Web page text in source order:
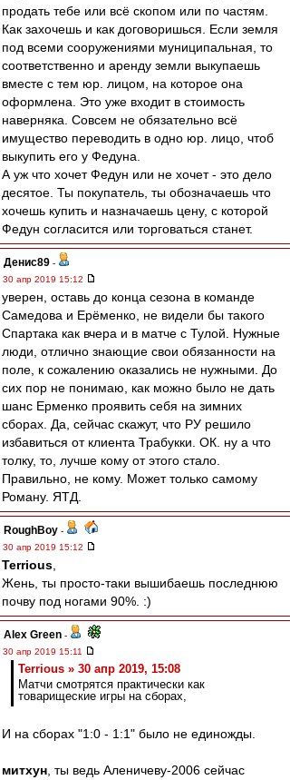
продать тебе или всё скопом или по частям.
Как захочешь и как договоришься. Если земля
под всеми сооружениями муниципальная, то
соответственно и аренду земли выкупаешь
вместе с тем юр. лицом, на которое она
оформлена. Это уже входит в стоимость
наверняка. Совсем не обязательно всё
имущество переводить в одно юр. лицо, чтоб
выкупить его у Федуна.
А уж что хочет Федун или не хочет - это дело
десятое. Ты покупатель, ты обозначаешь что
хочешь купить и назначаешь цену, с которой
Федун согласится или торговаться станет.
Денис89 -
30 апр 2019 15:12
уверен, оставь до конца сезона в команде
Самедова и Ерёменко, не видели бы такого
Спартака как вчера и в матче с Тулой. Нужные
люди, отлично знающие свои обязанности на
поле, к сожалению оказались не нужными. До
сих пор не понимаю, как можно было не дать
шанс Ерменко проявить себя на зимних
сборах. Да, сейчас скажут, что РУ решило
избавиться от клиента Трабукки. ОК. ну а что
толку, то, лучше кому от этого стало.
Правильно, не кому. Может только самому
Роману. ЯТД.
RoughBoy -
30 апр 2019 15:12
Terrious
Жень, ты просто-таки вышибаешь последнюю
почву под ногами 90%. :)
Alex Green -
30 апр 2019 15:11
Terrious » 30 апр 2019, 15:08
Матчи смотрятся практически как
товарищеские игры на сборах,
И на сборах "1:0 - 1:1" было не единожды.
митхун , ты ведь Аленичеву-2006 сейчас